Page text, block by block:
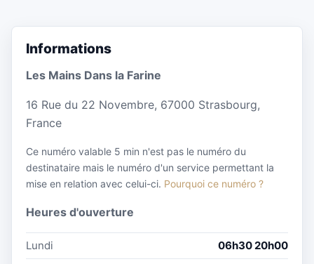
Informations
Les Mains Dans la Farine
16 Rue du 22 Novembre, 67000 Strasbourg,
France
Ce numéro valable 5 min n'est pas le numéro du
destinataire mais le numéro d'un service permettant la
mise en relation avec celui-ci. Pourquoi ce numéro ?
Heures d'ouverture
Lundi
06h30 20h00